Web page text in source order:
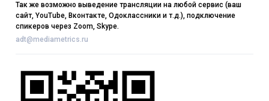
Так же возможно выведение трансляции на любой сервис (ваш
сайт, YouTube, Вконтакте, Одоклассники и т.д.), подключение
спикеров через Zoom, Skype.
adt@mediametrics.ru